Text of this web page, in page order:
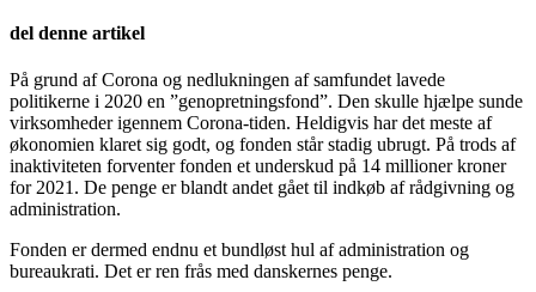
del denne artikel
Facebook
Twitter
LinkedIn
E-
mail
På grund af Corona og nedlukningen af samfundet lavede
politikerne i 2020 en ”genopretningsfond”. Den skulle hjælpe sunde
virksomheder igennem Corona-tiden. Heldigvis har det meste af
økonomien klaret sig godt, og fonden står stadig ubrugt. På trods af
inaktiviteten forventer fonden et underskud på 14 millioner kroner
for 2021. De penge er blandt andet gået til indkøb af rådgivning og
administration.
Fonden er dermed endnu et bundløst hul af administration og
bureaukrati. Det er ren frås med danskernes penge.